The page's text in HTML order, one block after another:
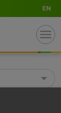
EN
menu